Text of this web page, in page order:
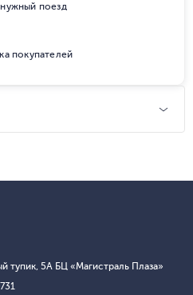
поезд
покупателей
тупик, 5А БЦ «Магистраль Плаза»